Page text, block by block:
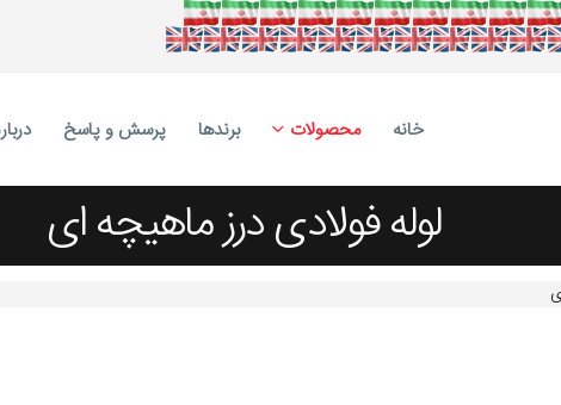
خانه محصولات برندها پرسش و پاسخ
لوله فولادی درز ماهیچه ای